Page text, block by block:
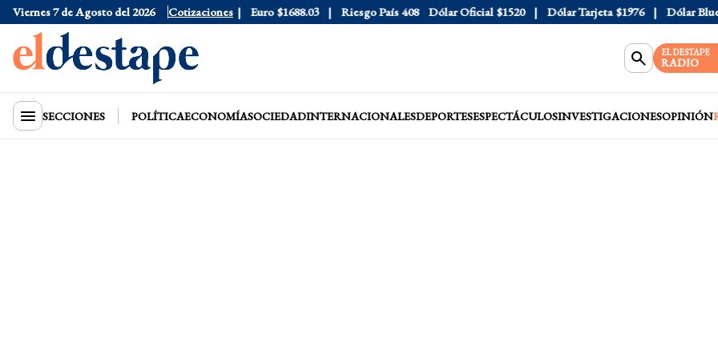
Viernes 7 de Agosto del 2026 Cotizaciones
Dólar Blue $1530 Dólar CCL $1577.3 Euro $1688.03 Riesgo País 408 Dólar Oficial $1520 Dólar Tarjeta $1976 Dólar Blue
EL DESTAPE
RADIO
SECCIONES POLÍTICAECONOMÍASOCIEDADINTERNACIONALESDEPORTESESPECTÁCULOSINVESTIGACIONESOPINIÓN